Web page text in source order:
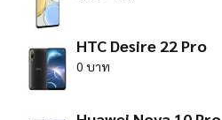
HTC Desire 22 Pro
0 บาท